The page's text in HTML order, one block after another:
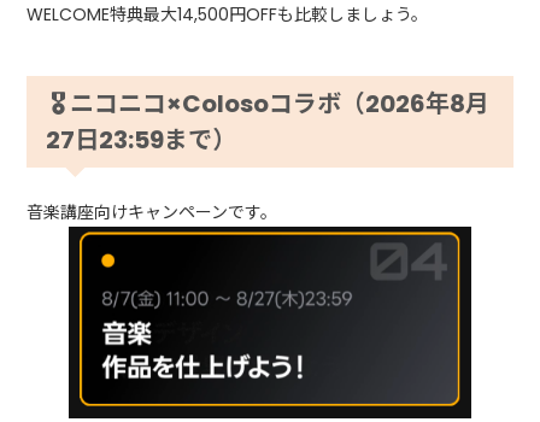
WELCOME特典最大14,500円OFFも比較しましょう。
🎖 ニコニコ×Colosoコラボ（2026年8月
27日23:59まで）
音楽講座向けキャンペーンです。